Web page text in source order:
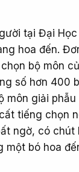
tại Đại
hoa đến.
bộ môn
số hơn 400
môn giải
tiếng chọn
ngờ, có chút
một bó hoa